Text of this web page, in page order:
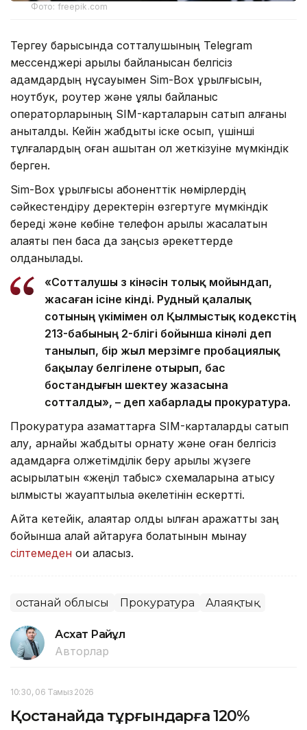
Фото: freepik.com
Тергеу барысында сотталушының Telegram
мессенджері арқылы байланысқан белгісіз
адамдардың нұсқауымен Sim-Box құрылғысын,
ноутбук, роутер және ұялы байланыс
операторларының SIM-карталарын сатып алғаны
анықталды. Кейін жабдықты іске қосып, үшінші
тұлғалардың оған қашықтан қол жеткізуіне мүмкіндік
берген.
Sim-Box құрылғысы абоненттік нөмірлердің
сәйкестендіру деректерін өзгертуге мүмкіндік
береді және көбіне телефон арқылы жасалатын
алаяқтық пен басқа да заңсыз әрекеттерде
қолданылады.
«Сотталушы өз кінәсін толық мойындап,
жасаған ісіне өкінді. Рудный қалалық
сотының үкімімен ол Қылмыстық кодекстің
213-бабының 2-бөлігі бойынша кінәлі деп
танылып, бір жыл мерзімге пробациялық
бақылау белгілене отырып, бас
бостандығын шектеу жазасына
сотталды», – деп хабарлады прокуратура.
Прокуратура азаматтарға SIM-карталарды сатып
алу, арнайы жабдықты орнату және оған белгісіз
адамдарға қолжетімділік беру арқылы жүзеге
асырылатын «жеңіл табыс» схемаларына қатысу
қылмыстық жауаптылыққа әкелетінін ескертті.
Айта кетейік, алаяқтар қолды қылған қаражатты заң
бойынша қалай қайтаруға болатынын мынау
сілтемеден оқи аласыз.
Қостанай облысы Прокуратура Алаяқтық
Асхат Райқұл
Авторлар
10:30, 06 Тамыз 2026
Қостанайда тұрғындарға 120%